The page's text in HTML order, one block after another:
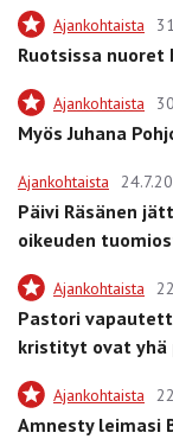
Ajankohtaista
Ruotsissa
Ajankohtaista
Myös Juhana
Ajankohtaista
Päivi Räsänen
oikeuden
Ajankohtaista
Pastori
kristityt ovat
Ajankohtaista
Amnesty leimasi